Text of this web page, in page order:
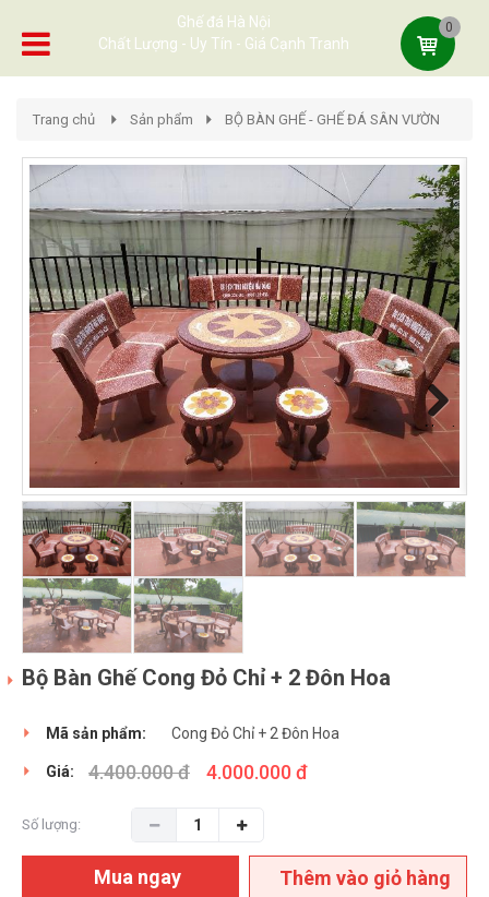
Ghế đá Hà Nội
Chất Lượng - Uy Tín - Giá Cạnh Tranh
0
Trang chủ Sản phẩm BỘ BÀN GHẾ - GHẾ ĐÁ SÂN VƯỜN
Next
Bộ Bàn Ghế Cong Đỏ Chỉ + 2 Đôn Hoa
Mã sản phẩm: Cong Đỏ Chỉ + 2 Đôn Hoa
Giá: 4.400.000 đ 4.000.000 đ
Số lượng:
Mua ngay Thêm vào giỏ hàng